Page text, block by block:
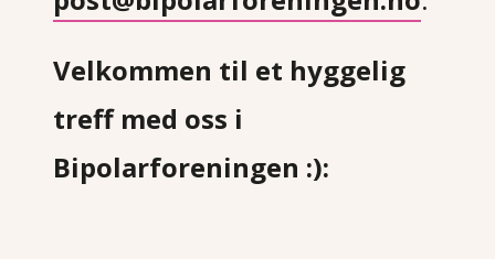
Velkommen til et hyggelig
treff med oss i
Bipolarforeningen :):